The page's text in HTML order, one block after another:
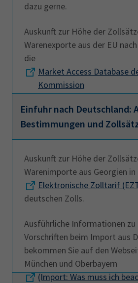
Presse
EN
34i
Betriebswirt
dazu gerne.
Auskunft zur Höhe der
Warenexporte aus der EU
die
Market Access Database
Kommission
Einfuhr nach Deutschland:
Bestimmungen und
Auskunft zur Höhe der
Warenimporte aus Georgien
Elektronische Zolltarif
deutschen Zolls.
Ausführliche Informationen zu
Vorschriften beim Import aus
bekommen Sie auf den
München und Oberbayern
(Import: Was muss ich